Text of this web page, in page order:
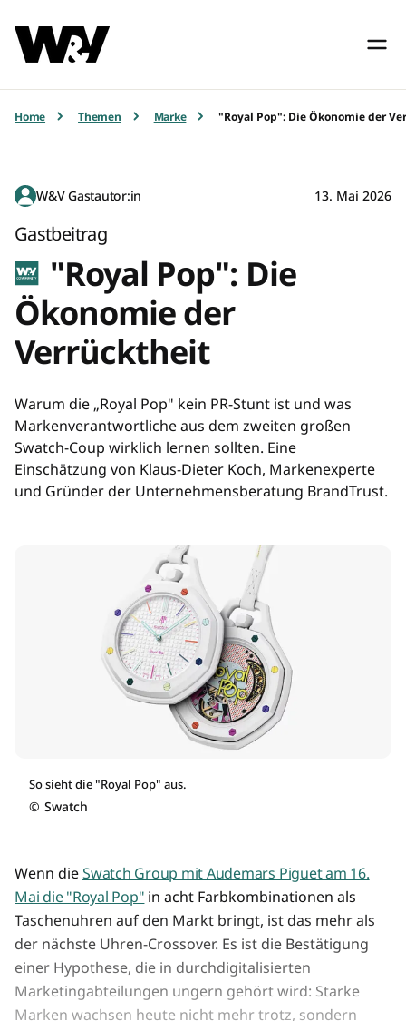
Home Themen Marke "Royal Pop": Die Ökonomie der
W&V Gastautor:in 13. Mai 2026
Gastbeitrag
"Royal Pop": Die
Ökonomie der
Verrücktheit
Warum die „Royal Pop" kein PR-Stunt ist und was
Markenverantwortliche aus dem zweiten großen
Swatch-Coup wirklich lernen sollten. Eine
Einschätzung von Klaus-Dieter Koch, Markenexperte
und Gründer der Unternehmensberatung BrandTrust.
So sieht die "Royal Pop" aus.
© Swatch
Wenn dieSwatch Group mit Audemars Piguet am 16.
Mai die "Royal Pop" in acht Farbkombinationen als
Taschenuhren auf den Markt bringt, ist das mehr als
der nächste Uhren-Crossover. Es ist die Bestätigung
einer Hypothese, die in durchdigitalisierten
Marketingabteilungen ungern gehört wird: Starke
Marken wachsen heute nicht mehr trotz, sondern